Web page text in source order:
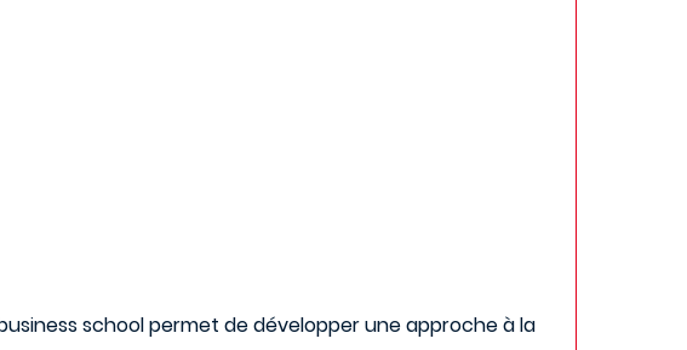
school permet de développer une approche à la